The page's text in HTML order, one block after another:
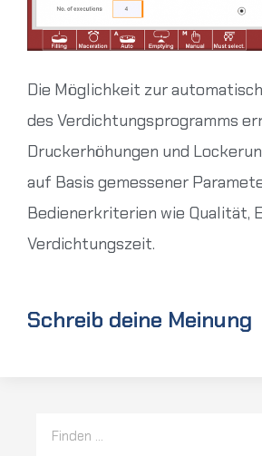
Die Möglichkeit zur
des Verdichtungsprogramms
Druckerhöhungen und
auf Basis gemessener
Bedienerkriterien wie Qualität,
Verdichtungszeit.
Schreib deine Meinung